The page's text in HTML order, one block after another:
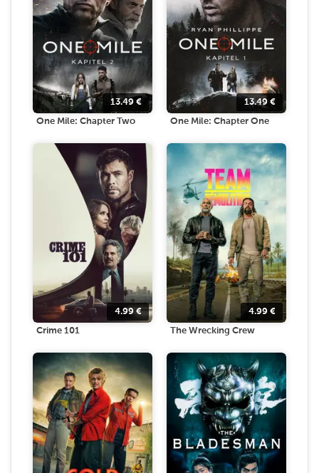
13.49 €
One Mile: Chapter Two
13.49 €
One Mile: Chapter One
4.99€
Crime 101
4.99 €
The Wrecking Crew